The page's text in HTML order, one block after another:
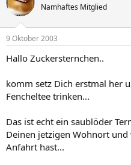
Namhaftes Mitglied
9 Oktober 2003
Hallo Zuckersternchen..
komm setz Dich erstmal her
Fencheltee trinken...
Das ist echt ein saublöder
Deinen jetzigen Wohnort
Anfahrt hast...